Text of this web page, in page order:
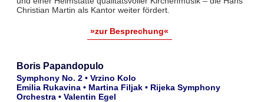
Christian Martin als Kantor weiter fördert.
»zur Besprechung«
Boris Papandopulo
Symphony No. 2 • Vrzino Kolo
Emilia Rukavina • Martina Filjak • Rijeka Symphony
Orchestra • Valentin Egel